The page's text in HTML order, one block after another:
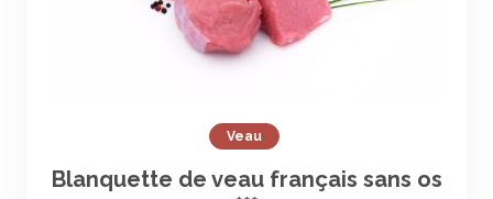
Veau
Blanquette de veau français sans os